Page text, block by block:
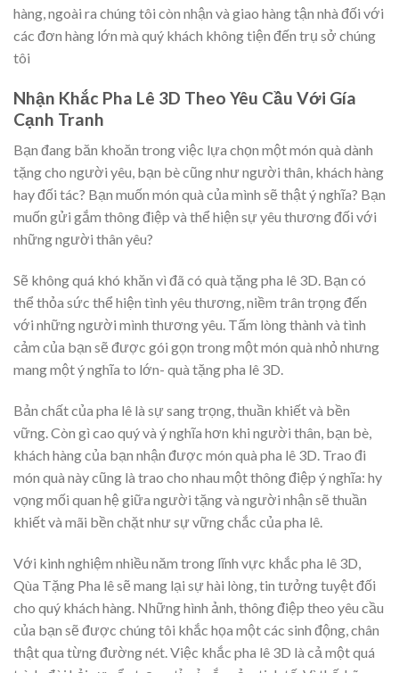
hàng, ngoài ra chúng tôi còn nhận và giao hàng tận nhà đối với
các đơn hàng lớn mà quý khách không tiện đến trụ sở chúng
tôi
Nhận Khắc Pha Lê 3D Theo Yêu Cầu Với Gía
Cạnh Tranh
Bạn đang băn khoăn trong việc lựa chọn một món quà dành
tặng cho người yêu, bạn bè cũng như người thân, khách hàng
hay đối tác? Bạn muốn món quà của mình sẽ thật ý nghĩa? Bạn
muốn gửi gắm thông điệp và thể hiện sự yêu thương đối với
những người thân yêu?
Sẽ không quá khó khăn vì đã có quà tặng pha lê 3D. Bạn có
thể thỏa sức thể hiện tình yêu thương, niềm trân trọng đến
với những người mình thương yêu. Tấm lòng thành và tình
cảm của bạn sẽ được gói gọn trong một món quà nhỏ nhưng
mang một ý nghĩa to lớn- quà tặng pha lê 3D.
Bản chất của pha lê là sự sang trọng, thuần khiết và bền
vững. Còn gì cao quý và ý nghĩa hơn khi người thân, bạn bè,
khách hàng của bạn nhận được món quà pha lê 3D. Trao đi
món quà này cũng là trao cho nhau một thông điệp ý nghĩa: hy
vọng mối quan hệ giữa người tặng và người nhận sẽ thuần
khiết và mãi bền chặt như sự vững chắc của pha lê.
Với kinh nghiệm nhiều năm trong lĩnh vực khắc pha lê 3D,
Qùa Tặng Pha lê sẽ mang lại sự hài lòng, tin tưởng tuyệt đối
cho quý khách hàng. Những hình ảnh, thông điệp theo yêu cầu
của bạn sẽ được chúng tôi khắc họa một các sinh động, chân
thật qua từng đường nét. Việc khắc pha lê 3D là cả một quá